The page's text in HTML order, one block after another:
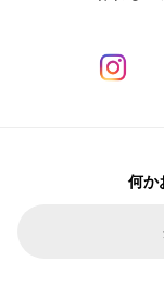
何か